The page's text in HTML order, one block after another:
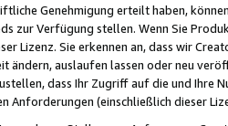
Genehmigung erteilt haben,
zur Verfügung stellen. Wenn Sie
Lizenz. Sie erkennen an, dass wir
ändern, auslaufen lassen oder neu
dass Ihr Zugriff auf die und Ihre
Anforderungen (einschließlich dieser